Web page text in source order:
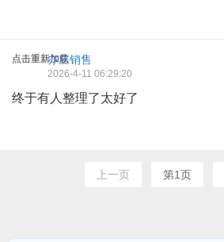
点击重新加载亦庄销售
2026-4-11 06:29:20
终于有人整理了太好了
上一页 第1页